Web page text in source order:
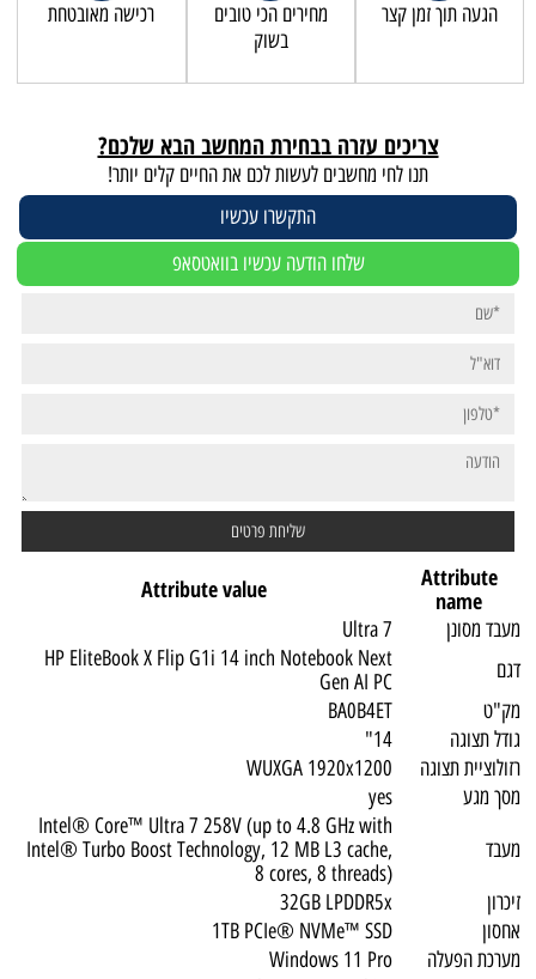
הגעה תוך זמן קצר
מחירים הכי טובים
בשוק
רכישה מאובטחת
צריכים עזרה בבחירת המחשב הבא שלכם?
תנו לחי מחשבים לעשות לכם את החיים קלים יותר!
התקשרו עכשיו
שלחו הודעה עכשיו בוואטסאפ
Attribute
name
Attribute value
מעבד מסונן
Ultra 7
דגם
HP EliteBook X Flip G1i 14 inch Notebook Next
Gen AI PC
מק"ט
BA0B4ET
גודל תצוגה
14"
רזולוציית תצוגה
WUXGA 1920x1200
מסך מגע
yes
מעבד
Intel® Core™ Ultra 7 258V (up to 4.8 GHz with
Intel® Turbo Boost Technology, 12 MB L3 cache,
8 cores, 8 threads)
זיכרון
32GB LPDDR5x
אחסון
1TB PCIe® NVMe™ SSD
מערכת הפעלה
Windows 11 Pro